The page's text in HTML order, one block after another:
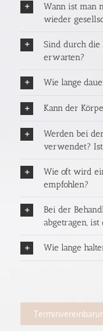
Wann ist man
wieder
Sind durch die
erwarten?
Wie lange
Kann der
Werden bei
verwendet?
Wie oft wird
empfohlen?
Bei der
abgetragen, ist
Wie lange